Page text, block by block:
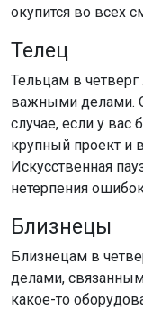
окупится во всех
Телец
Тельцам в четверг
важными делами.
случае, если у вас
крупный проект и
Искусственная
нетерпения
Близнецы
Близнецам в
делами,
какое-то